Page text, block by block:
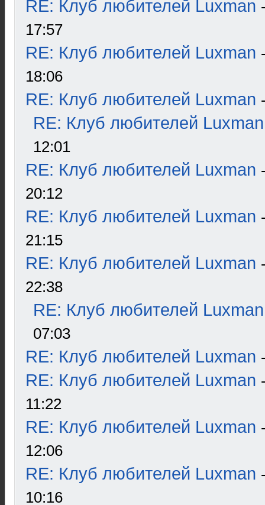
RE: Клуб любителей Luxman
17:57
RE: Клуб любителей Luxman
18:06
RE: Клуб любителей Luxman
RE: Клуб любителей Luxman
12:01
RE: Клуб любителей Luxman
20:12
RE: Клуб любителей Luxman
21:15
RE: Клуб любителей Luxman
22:38
RE: Клуб любителей Luxman
07:03
RE: Клуб любителей Luxman
RE: Клуб любителей Luxman
11:22
RE: Клуб любителей Luxman
12:06
RE: Клуб любителей Luxman
10:16